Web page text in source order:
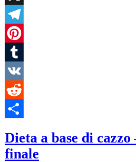
X
Telegram
Pinterest
Tumblr
VK
Reddit
Dieta a base di
finale